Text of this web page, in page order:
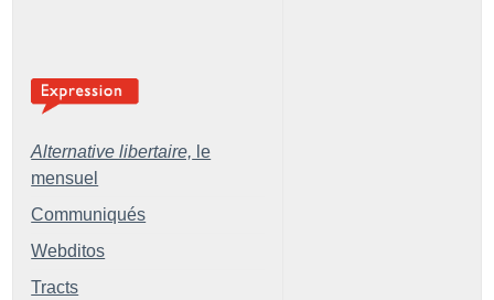
Alternative libertaire, le
mensuel
Communiqués
Webditos
Tracts